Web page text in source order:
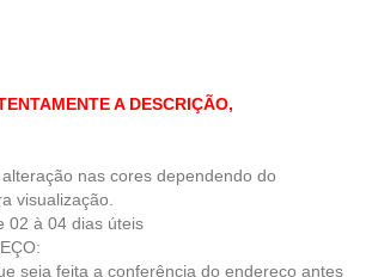
A DESCRIÇÃO,
nas cores dependendo do
visualização.
02 à 04 dias úteis
seja feita a conferência do endereço antes